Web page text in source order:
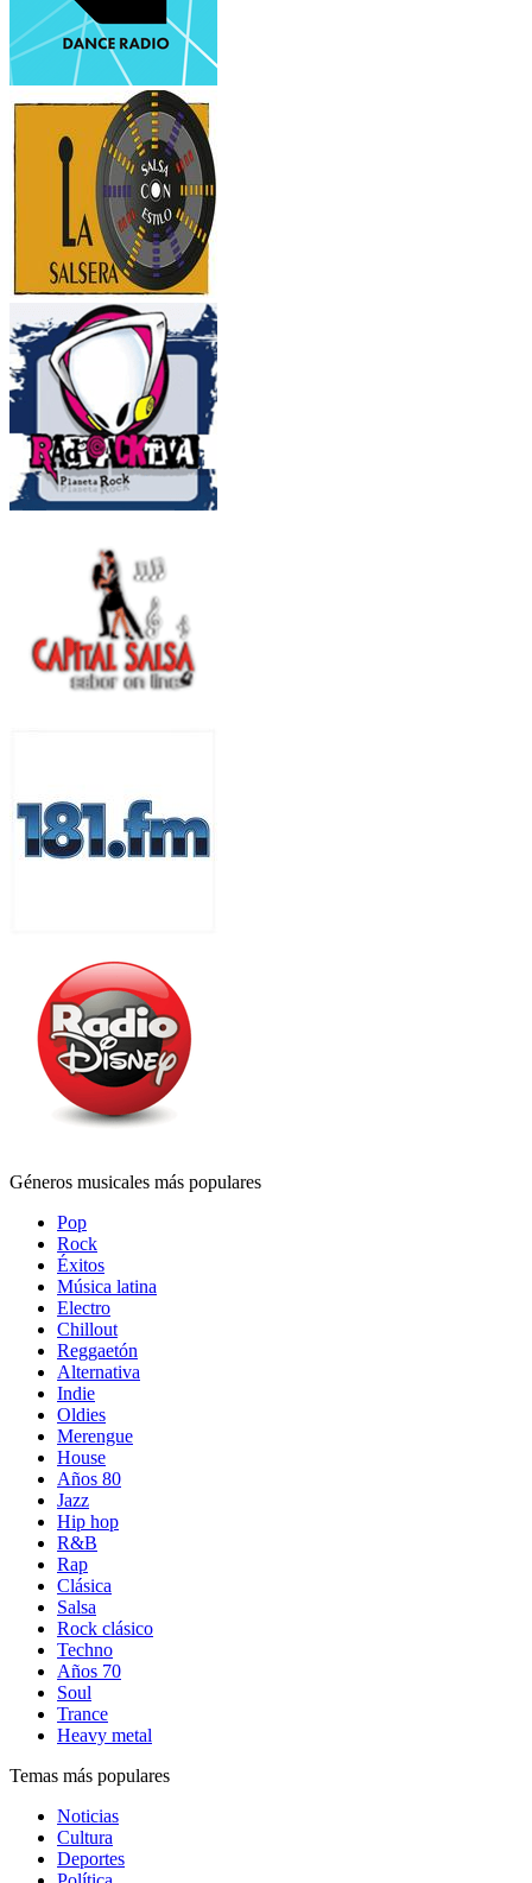
Géneros musicales más populares
Pop
Rock
Éxitos
Música latina
Electro
Chillout
Reggaetón
Alternativa
Indie
Oldies
Merengue
House
Años 80
Jazz
Hip hop
R&B
Rap
Clásica
Salsa
Rock clásico
Techno
Años 70
Soul
Trance
Heavy metal
Temas más populares
Noticias
Cultura
Deportes